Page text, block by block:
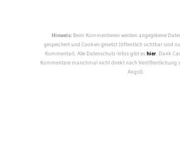
Hinweis:Beim Kommentieren werden angegebene
gespeichert und Cookies gesetzt (öffentlich sichtbar sind
Kommentar). Alle Datenschutz-Infos gibt eshier. Dank
Kommentare manchmal nicht direkt nach Veröffentlichung
Angst).